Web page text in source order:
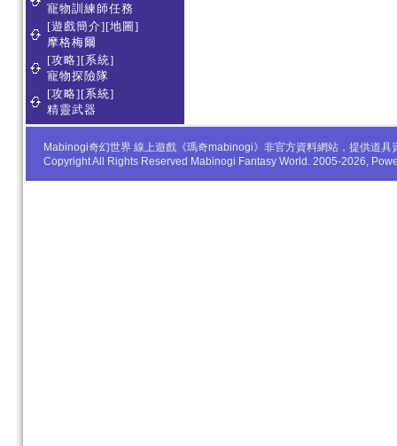
寵物訓練師任務
[遊戲簡介][地圖]
摩格梅爾
[攻略][系統]
寵物探險隊
[攻略][系統]
精靈武器
Mabinogi奇幻世界 線上遊戲《瑪奇mabinogi》非官方資料網站，提供道
Copyright All Rights Reserved Mabinogi Fantasy World. 2005-2026,